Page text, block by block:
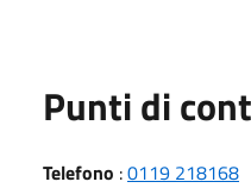
Punti di
Telefono :0119 218168